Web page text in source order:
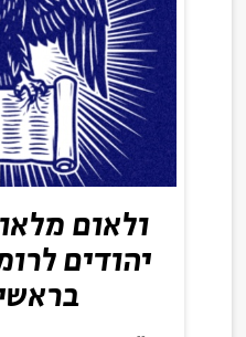
ולאום
יהודים